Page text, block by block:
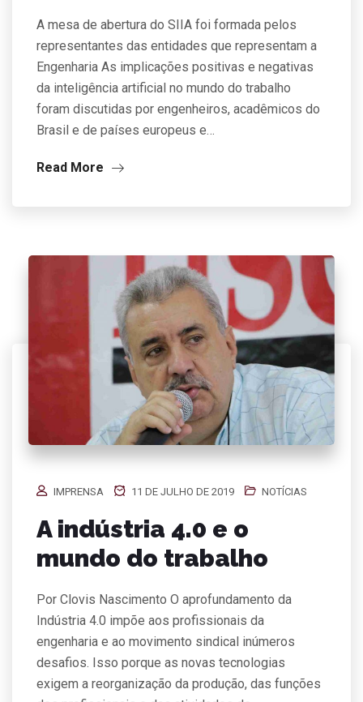
A mesa de abertura do SIIA foi formada pelos
representantes das entidades que representam a
Engenharia As implicações positivas e negativas
da inteligência artificial no mundo do trabalho
foram discutidas por engenheiros, acadêmicos do
Brasil e de países europeus e…
Read More
IMPRENSA 11 DE JULHO DE 2019 NOTÍCIAS
A indústria 4.0 e o
mundo do trabalho
Por Clovis Nascimento O aprofundamento da
Indústria 4.0 impõe aos profissionais da
engenharia e ao movimento sindical inúmeros
desafios. Isso porque as novas tecnologias
exigem a reorganização da produção, das funções